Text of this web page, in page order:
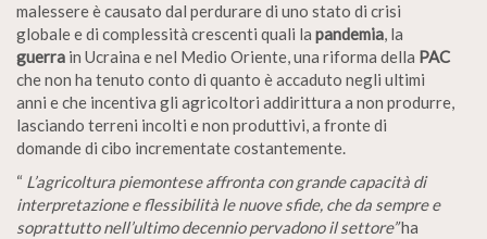
malessere è causato dal perdurare di uno stato di crisi
globale e di complessità crescenti quali la pandemia, la
guerra in Ucraina e nel Medio Oriente, una riforma della PAC
che non ha tenuto conto di quanto è accaduto negli ultimi
anni e che incentiva gli agricoltori addirittura a non produrre,
lasciando terreni incolti e non produttivi, a fronte di
domande di cibo incrementate costantemente.
“ L’agricoltura piemontese affronta con grande capacità di
interpretazione e flessibilità le nuove sfide, che da sempre e
soprattutto nell’ultimo decennio pervadono il settore”ha